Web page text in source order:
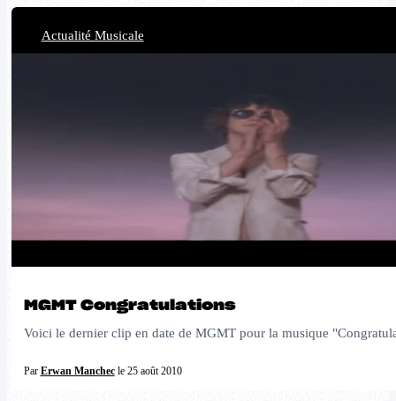
MGMT Congratulations
Voici le dernier clip en date de MGMT pour la musique
Par Erwan Manchecle 25 août 2010
Actualité Musicale